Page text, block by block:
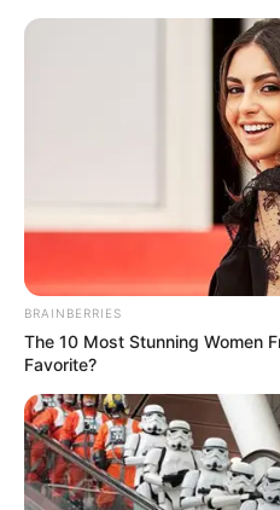
BRAINBERRIES
The 10 Most Stunning Women
Favorite?